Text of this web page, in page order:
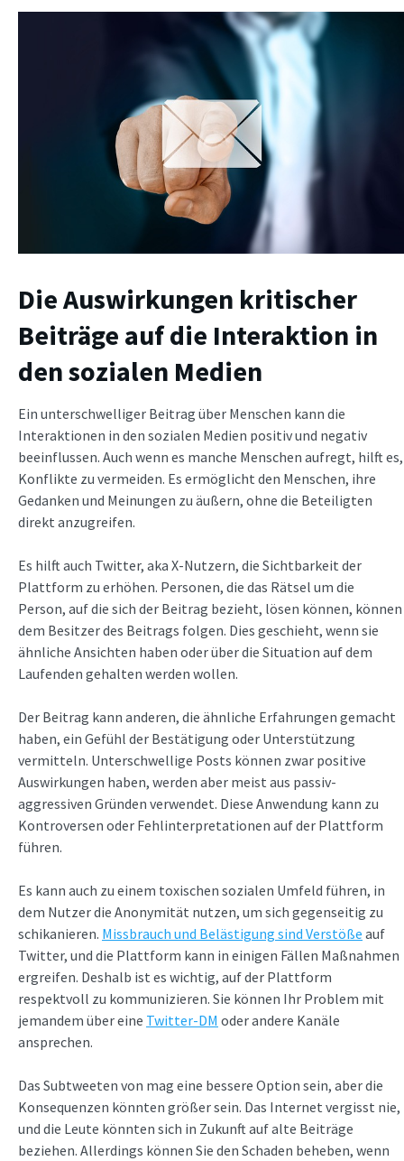
Die Auswirkungen kritischer
Beiträge auf die Interaktion in
den sozialen Medien
Ein unterschwelliger Beitrag über Menschen kann die
Interaktionen in den sozialen Medien positiv und negativ
beeinflussen. Auch wenn es manche Menschen aufregt, hilft es,
Konflikte zu vermeiden. Es ermöglicht den Menschen, ihre
Gedanken und Meinungen zu äußern, ohne die Beteiligten
direkt anzugreifen.
Es hilft auch Twitter, aka X-Nutzern, die Sichtbarkeit der
Plattform zu erhöhen. Personen, die das Rätsel um die
Person, auf die sich der Beitrag bezieht, lösen können, können
dem Besitzer des Beitrags folgen. Dies geschieht, wenn sie
ähnliche Ansichten haben oder über die Situation auf dem
Laufenden gehalten werden wollen.
Der Beitrag kann anderen, die ähnliche Erfahrungen gemacht
haben, ein Gefühl der Bestätigung oder Unterstützung
vermitteln. Unterschwellige Posts können zwar positive
Auswirkungen haben, werden aber meist aus passiv-
aggressiven Gründen verwendet. Diese Anwendung kann zu
Kontroversen oder Fehlinterpretationen auf der Plattform
führen.
Es kann auch zu einem toxischen sozialen Umfeld führen, in
dem Nutzer die Anonymität nutzen, um sich gegenseitig zu
schikanieren. Missbrauch und Belästigung sind Verstöße auf
Twitter, und die Plattform kann in einigen Fällen Maßnahmen
ergreifen. Deshalb ist es wichtig, auf der Plattform
respektvoll zu kommunizieren. Sie können Ihr Problem mit
jemandem über eine Twitter-DM oder andere Kanäle
ansprechen.
Das Subtweeten von mag eine bessere Option sein, aber die
Konsequenzen könnten größer sein. Das Internet vergisst nie,
und die Leute könnten sich in Zukunft auf alte Beiträge
beziehen. Allerdings können Sie den Schaden beheben, wenn